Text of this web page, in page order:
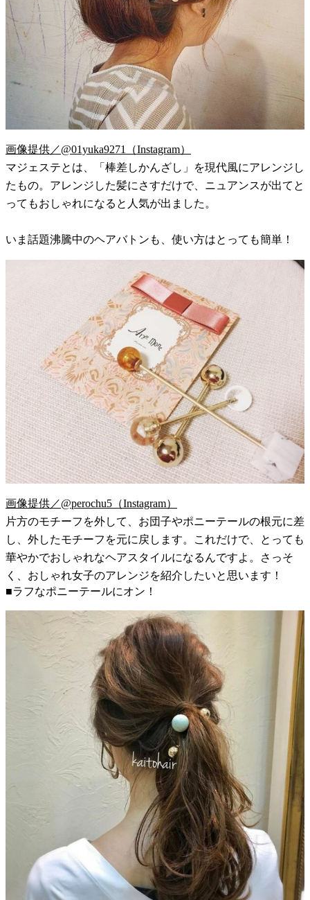
画像提供／@01yuka9271（Instagram）
マジェステとは、「棒差しかんざし」を現代風にアレンジし
たもの。アレンジした髪にさすだけで、ニュアンスが出てと
ってもおしゃれになると人気が出ました。
いま話題沸騰中のヘアバトンも、使い方はとっても簡単！
画像提供／@perochu5（Instagram）
片方のモチーフを外して、お団子やポニーテールの根元に差
し、外したモチーフを元に戻します。これだけで、とっても
華やかでおしゃれなヘアスタイルになるんですよ。さっそ
く、おしゃれ女子のアレンジを紹介したいと思います！
■ラフなポニーテールにオン！